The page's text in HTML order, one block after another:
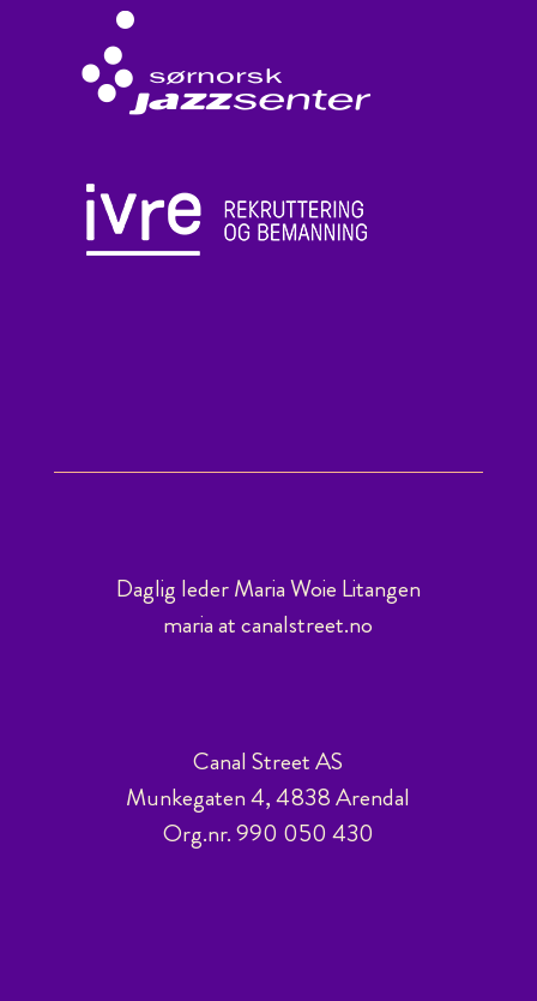
Daglig leder Maria Woie Litangen
maria at canalstreet.no
Canal Street AS
Munkegaten 4, 4838 Arendal
Org.nr. 990 050 430